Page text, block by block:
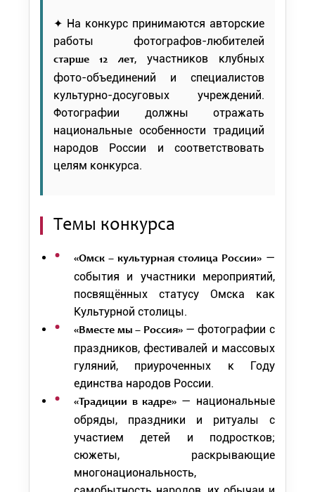
✦ На конкурс принимаются авторские
работы фотографов-любителей
старше 12 лет, участников клубных
фото-объединений и специалистов
культурно-досуговых учреждений.
Фотографии должны отражать
национальные особенности традиций
народов России и соответствовать
целям конкурса.
Темы конкурса
«Омск – культурная столица России»—
события и участники мероприятий,
посвящённых статусу Омска как
Культурной столицы.
«Вместе мы – Россия»— фотографии с
праздников, фестивалей и массовых
гуляний, приуроченных к Году
единства народов России.
«Традиции в кадре» — национальные
обряды, праздники и ритуалы с
участием детей и подростков;
сюжеты, раскрывающие
многонациональность,